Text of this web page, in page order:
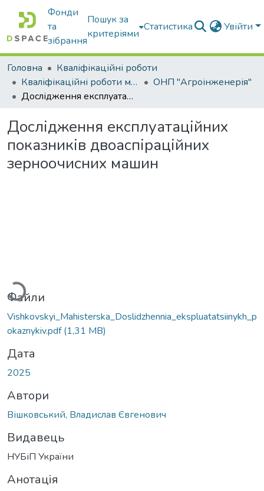
Фонди
та
зібрання
Пошук за
критеріями
Статистика Увійти
Головна
Кваліфікаційні роботи
Кваліфікаційні роботи магістрів
ОНП "Агроінженерія"
Дослідження експлуатаційних показників двоаспіраційних зерноочисних машин
Дослідження експлуатаційних
показників двоаспіраційних
зерноочисних машин
Вантажиться...
Файли
Vishkovskyi_Mahisterska_Doslidzhennia_ekspluatatsiinykh_p
okaznykiv.pdf(1,31 MB)
Дата
2025
Автори
Вішковський, Владислав Євгенович
Видавець
НУБіП України
Анотація